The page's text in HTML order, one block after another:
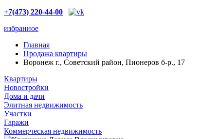
+7(473) 220-44-00
избранное
Главная
Продажа квартиры
Воронеж г., Советский район, Пионеров б-р., 17
Квартиры
Новостройки
Дома и дачи
Элитная недвижимость
Участки
Гаражи
Коммерческая недвижимость